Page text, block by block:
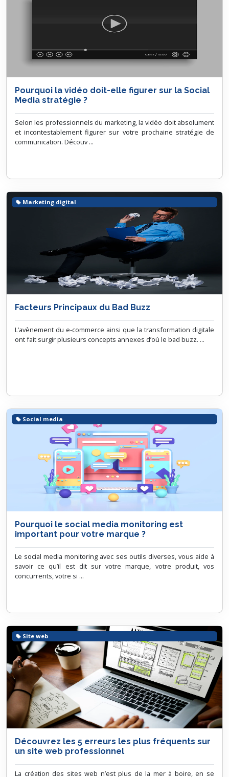
Pourquoi la vidéo doit-elle figurer sur la Social
Media stratégie ?
Selon les professionnels du marketing, la vidéo doit absolument
et incontestablement figurer sur votre prochaine stratégie de
communication. Découv ...
Facteurs Principaux du Bad Buzz
L’avènement du e-commerce ainsi que la transformation digitale
ont fait surgir plusieurs concepts annexes d’où le bad buzz. ...
Marketing digital
Pourquoi le social media monitoring est
important pour votre marque ?
Le social media monitoring avec ses outils diverses, vous aide à
savoir ce qu’il est dit sur votre marque, votre produit, vos
concurrents, votre si ...
Social media
Découvrez les 5 erreurs les plus fréquents sur
un site web professionnel
La création des sites web n’est plus de la mer à boire, en se
Site web